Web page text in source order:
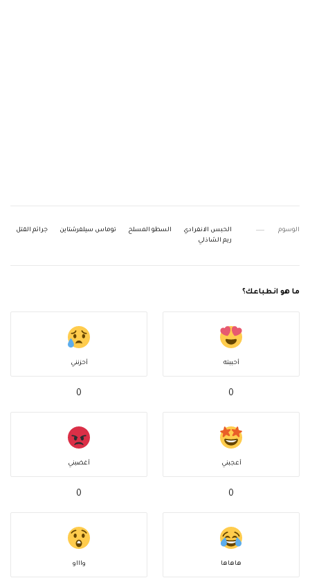
الوسوم الحبس الانفرادي السطو المسلح توماس سيلفرشتاين
جرائم القتل
ريم الشاذلي
ما هو انطباعك؟
أحببته
0
أحزنني
0
أعجبني
0
أغضبني
0
هاهاها واااو